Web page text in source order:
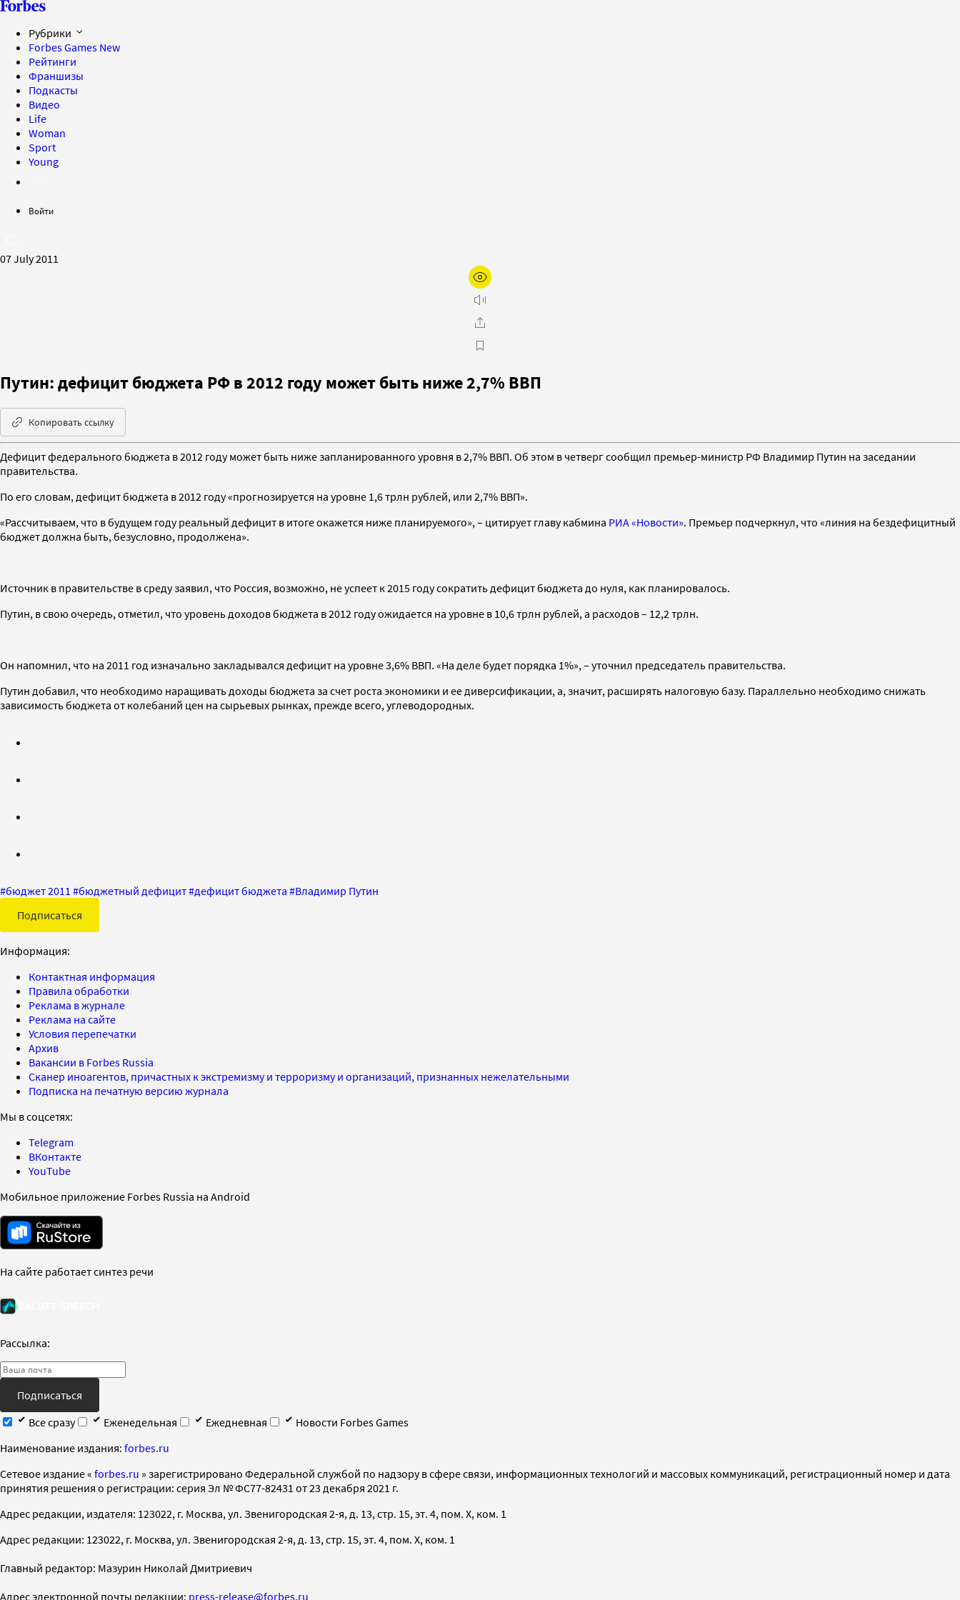
Рубрики
Forbes Games New
Рейтинги
Франшизы
Подкасты
Видео
Life
Woman
Sport
Young
Войти
07 July 2011
Путин: дефицит бюджета РФ в 2012 году может быть ниже 2,7% ВВП
Копировать ссылку
Дефицит федерального бюджета в 2012 году может быть ниже запланированного уровня в 2,7% ВВП. Об этом в четверг сообщил премьер-министр РФ Владимир Путин на заседании
правительства.
По его словам, дефицит бюджета в 2012 году «прогнозируется на уровне 1,6 трлн рублей, или 2,7% ВВП».
«Рассчитываем, что в будущем году реальный дефицит в итоге окажется ниже планируемого», – цитирует главу кабмина РИА «Новости». Премьер подчеркнул, что «линия на бездефицитный
бюджет должна быть, безусловно, продолжена».
Источник в правительстве в среду заявил, что Россия, возможно, не успеет к 2015 году сократить дефицит бюджета до нуля, как планировалось.
Путин, в свою очередь, отметил, что уровень доходов бюджета в 2012 году ожидается на уровне в 10,6 трлн рублей, а расходов – 12,2 трлн.
Он напомнил, что на 2011 год изначально закладывался дефицит на уровне 3,6% ВВП. «На деле будет порядка 1%», – уточнил председатель правительства.
Путин добавил, что необходимо наращивать доходы бюджета за счет роста экономики и ее диверсификации, а, значит, расширять налоговую базу. Параллельно необходимо снижать
зависимость бюджета от колебаний цен на сырьевых рынках, прежде всего, углеводородных.
#бюджет 2011 #бюджетный дефицит#дефицит бюджета #Владимир Путин
Подписаться
Информация:
Контактная информация
Правила обработки
Реклама в журнале
Реклама на сайте
Условия перепечатки
Архив
Вакансии в Forbes Russia
Сканер иноагентов, причастных к экстремизму и терроризму и организаций, признанных нежелательными
Подписка на печатную версию журнала
Мы в соцсетях:
Telegram
ВКонтакте
YouTube
Мобильное приложение Forbes Russia на Android
На сайте работает синтез речи
Рассылка:
Подписаться
Все сразу
Еженедельная Ежедневная
Новости Forbes Games
Наименование издания: forbes.ru
Cетевое издание « forbes.ru » зарегистрировано Федеральной службой по надзору в сфере связи, информационных технологий и массовых коммуникаций, регистрационный номер и дата
принятия решения о регистрации: серия Эл № ФС77-82431 от 23 декабря 2021 г.
Адрес редакции, издателя: 123022, г. Москва, ул. Звенигородская 2-я, д. 13, стр. 15, эт. 4, пом. X, ком. 1
Адрес редакции: 123022, г. Москва, ул. Звенигородская 2-я, д. 13, стр. 15, эт. 4, пом. X, ком. 1
Главный редактор: Мазурин Николай Дмитриевич
Адрес электронной почты редакции: press-release@forbes.ru